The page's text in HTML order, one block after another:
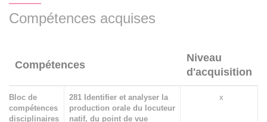
Compétences acquises
Compétences
Niveau
d'acquisition
Bloc de
compétences
disciplinaires
281 Identifier et analyser la
production orale du locuteur
natif, du point de vue
x